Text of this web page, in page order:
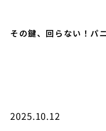
その鍵、回らない！パ
2025.10.12